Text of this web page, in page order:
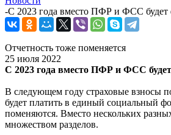
-С 2023 года вместо ПФР и ФСС
Отчетность тоже поменяется
25 июля 2022
С 2023 года вместо ПФР и ФСС
В следующем году страховые взносы
будет платить в единый социальный
поменяются. Вместо нескольких
множеством разделов.